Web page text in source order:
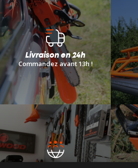
Livraison en 24h
Commandez avant 13h !